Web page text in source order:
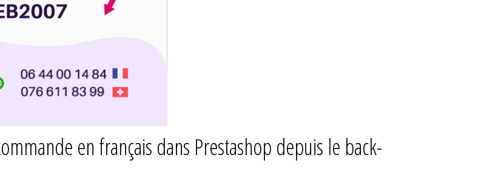
en français dans Prestashop depuis le back-